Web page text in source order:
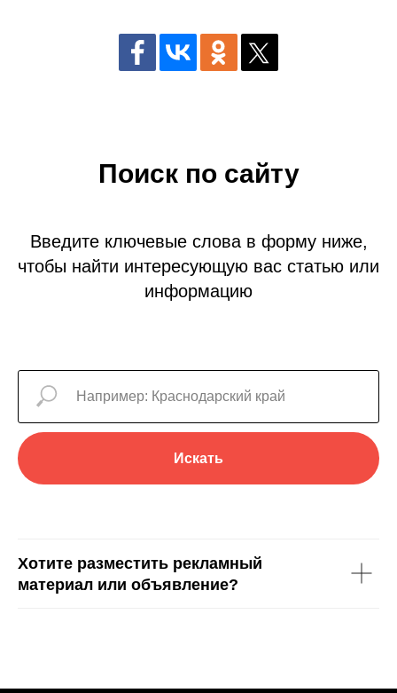
Поиск по сайту
Введите ключевые слова в форму ниже,
чтобы найти интересующую вас статью или
информацию
Искать
Хотите разместить рекламный
материал или объявление?